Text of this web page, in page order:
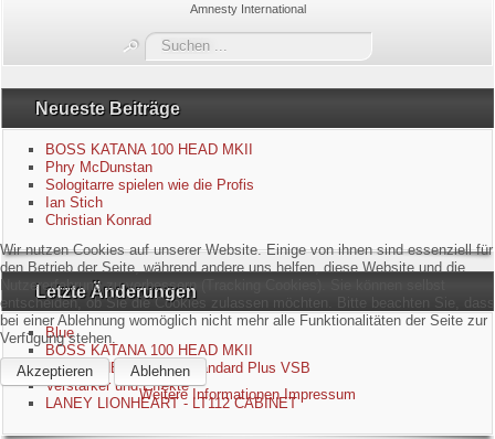
Equipment
GuitarBlog
Kontakt
Impressum
Datenschutzerklärung
Links
Gästebuch
Amnesty International
Suchen
...
Neueste Beiträge
BOSS KATANA 100 HEAD MKII
Phry McDunstan
Sologitarre spielen wie die Profis
Ian Stich
Christian Konrad
Letzte Änderungen
Blue
BOSS KATANA 100 HEAD MKII
EPIPHONE Les Paul Standard Plus VSB
Verstärker und Effekte
LANEY LIONHEART - LT112 CABINET
Wir nutzen Cookies auf unserer Website. Einige von ihnen sind essenziell für
den Betrieb der Seite, während andere uns helfen, diese Website und die
Nutzererfahrung zu verbessern (Tracking Cookies). Sie können selbst
entscheiden, ob Sie die Cookies zulassen möchten. Bitte beachten Sie, dass
bei einer Ablehnung womöglich nicht mehr alle Funktionalitäten der Seite zur
Verfügung stehen.
Akzeptieren
Ablehnen
Weitere Informationen Impressum